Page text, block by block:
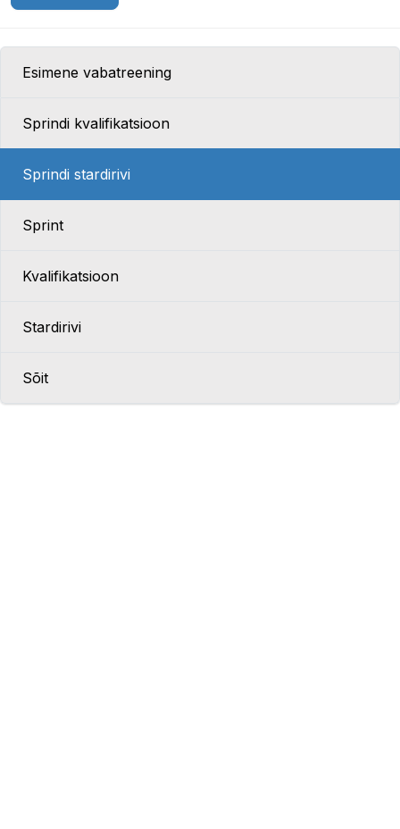
Esimene vabatreening
Sprindi kvalifikatsioon
Sprindi stardirivi
Sprint
Kvalifikatsioon
Stardirivi
Sõit